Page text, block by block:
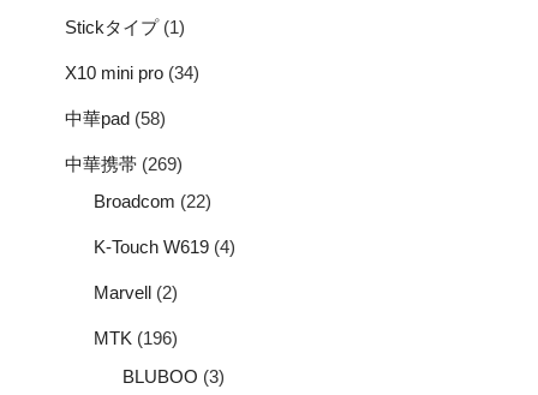
Stickタイプ(1)
X10 mini pro (34)
中華pad (58)
中華携帯 (269)
Broadcom (22)
K-Touch W619 (4)
Marvell (2)
MTK (196)
BLUBOO (3)